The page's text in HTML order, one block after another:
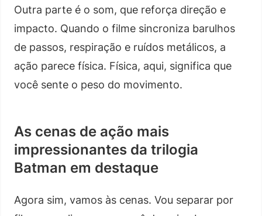
Outra parte é o som, que reforça direção e
impacto. Quando o filme sincroniza barulhos
de passos, respiração e ruídos metálicos, a
ação parece física. Física, aqui, significa que
você sente o peso do movimento.
As cenas de ação mais
impressionantes da trilogia
Batman em destaque
Agora sim, vamos às cenas. Vou separar por